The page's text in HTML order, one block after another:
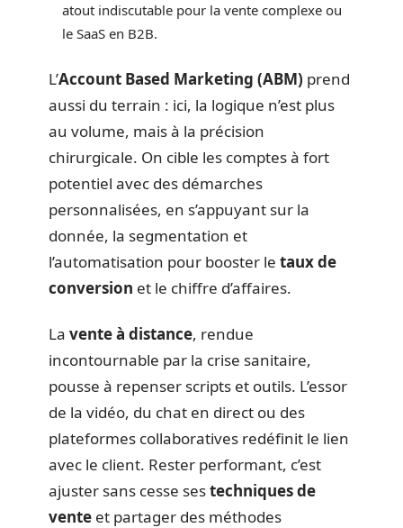
atout indiscutable pour la vente complexe ou
le SaaS en B2B.
L’Account Based Marketing (ABM) prend
aussi du terrain : ici, la logique n’est plus
au volume, mais à la précision
chirurgicale. On cible les comptes à fort
potentiel avec des démarches
personnalisées, en s’appuyant sur la
donnée, la segmentation et
l’automatisation pour booster le taux de
conversion et le chiffre d’affaires.
La vente à distance, rendue
incontournable par la crise sanitaire,
pousse à repenser scripts et outils. L’essor
de la vidéo, du chat en direct ou des
plateformes collaboratives redéfinit le lien
avec le client. Rester performant, c’est
ajuster sans cesse sestechniques de
vente et partager des méthodes